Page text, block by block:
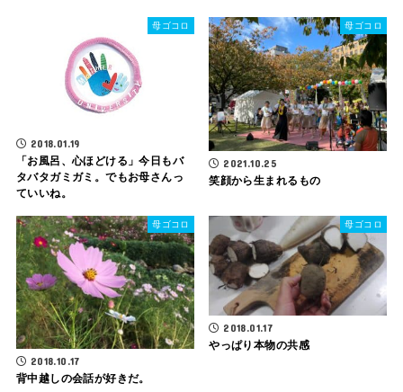
母ゴコロ
2018.01.19
「お風呂、心ほどける」今日もバ
タバタガミガミ。でもお母さんっ
ていいね。
母ゴコロ
2021.10.25
笑顔から生まれるもの
母ゴコロ
2018.10.17
背中越しの会話が好きだ。
母ゴコロ
2018.01.17
やっぱり本物の共感